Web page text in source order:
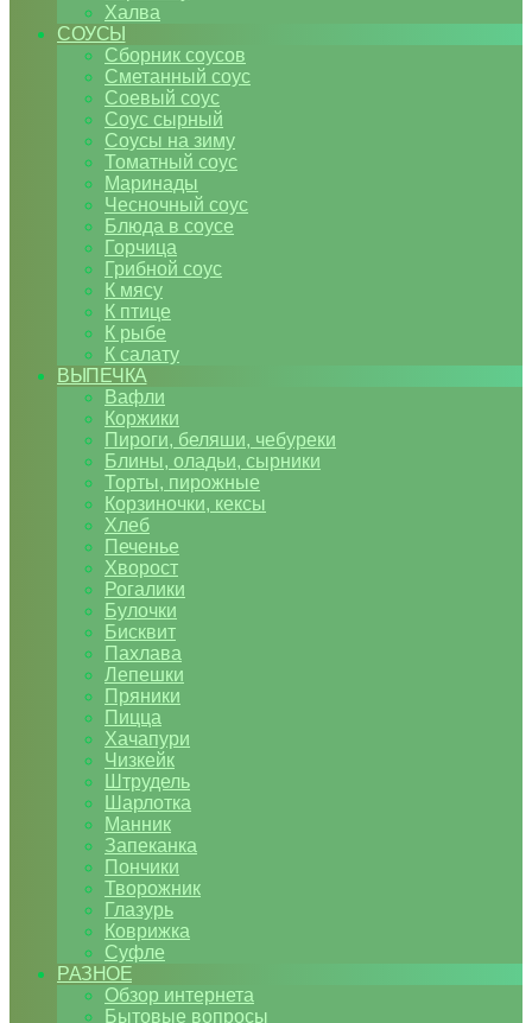
Халва
СОУСЫ
Сборник соусов
Сметанный соус
Соевый соус
Соус сырный
Соусы на зиму
Томатный соус
Маринады
Чесночный соус
Блюда в соусе
Горчица
Грибной соус
К мясу
К птице
К рыбе
К салату
ВЫПЕЧКА
Вафли
Коржики
Пироги, беляши, чебуреки
Блины, оладьи, сырники
Торты, пирожные
Корзиночки, кексы
Хлеб
Печенье
Хворост
Рогалики
Булочки
Бисквит
Пахлава
Лепешки
Пряники
Пицца
Хачапури
Чизкейк
Штрудель
Шарлотка
Манник
Запеканка
Пончики
Творожник
Глазурь
Коврижка
Суфле
РАЗНОЕ
Обзор интернета
Бытовые вопросы